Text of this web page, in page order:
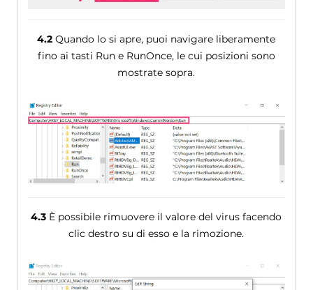
4.2 Quando lo si apre, puoi navigare liberamente
fino ai tasti Run e RunOnce, le cui posizioni sono
mostrate sopra.
4.3 È possibile rimuovere il valore del virus facendo
clic destro su di esso e la rimozione.